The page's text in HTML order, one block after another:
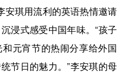
琪用流利的英语热情邀请
浸式感受中国年味。“孩子
元宵节的热闹分享给外国
节日的魅力。”李安琪的母